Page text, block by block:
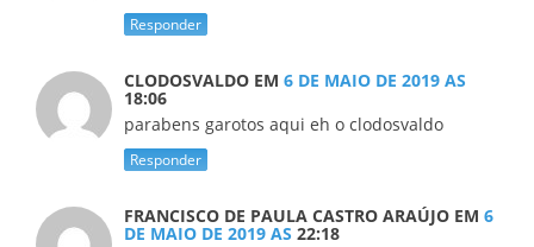
Responder
CLODOSVALDO EM 6 DE MAIO DE 2019 AS
18:06
parabens garotos aqui eh o clodosvaldo
Responder
FRANCISCO DE PAULA CASTRO ARAÚJO EM 6
DE MAIO DE 2019 AS 22:18